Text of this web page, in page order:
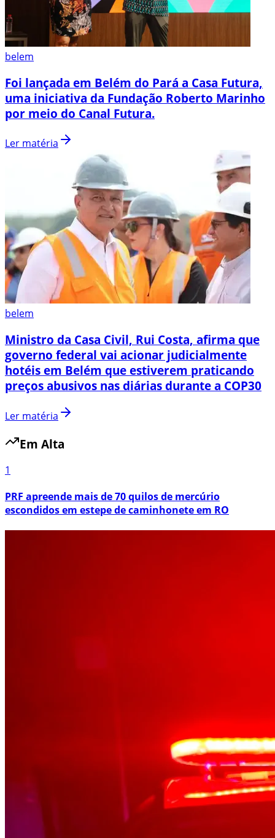
belem
Foi lançada em Belém do Pará a Casa Futura,
uma iniciativa da Fundação Roberto Marinho
por meio do Canal Futura.
Ler matéria
belem
Ministro da Casa Civil, Rui Costa, afirma que
governo federal vai acionar judicialmente
hotéis em Belém que estiverem praticando
preços abusivos nas diárias durante a COP30
Ler matéria
Em Alta
1
PRF apreende mais de 70 quilos de mercúrio
escondidos em estepe de caminhonete em RO